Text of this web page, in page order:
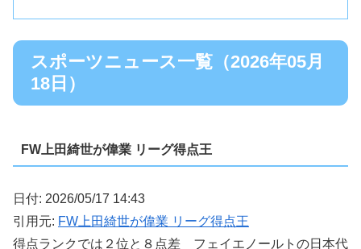
スポーツニュース一覧（2026年05月
18日）
FW上田綺世が偉業 リーグ得点王
日付: 2026/05/17 14:43
引用元: FW上田綺世が偉業 リーグ得点王
得点ランクでは２位と８点差 フェイエノールトの日本代